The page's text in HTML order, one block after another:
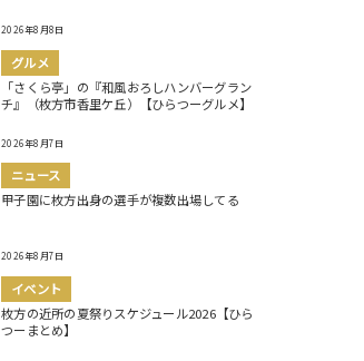
2026年8月8日
グルメ
「さくら亭」の『和風おろしハンバーグラン
チ』（枚方市香里ケ丘）【ひらつーグルメ】
2026年8月7日
ニュース
甲子園に枚方出身の選手が複数出場してる
2026年8月7日
イベント
枚方の近所の夏祭りスケジュール2026【ひら
つーまとめ】